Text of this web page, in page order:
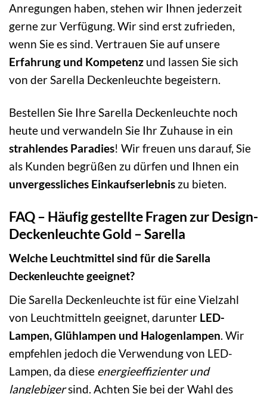
Anregungen haben, stehen wir Ihnen jederzeit
gerne zur Verfügung. Wir sind erst zufrieden,
wenn Sie es sind. Vertrauen Sie auf unsere
Erfahrung und Kompetenz und lassen Sie sich
von der Sarella Deckenleuchte begeistern.
Bestellen Sie Ihre Sarella Deckenleuchte noch
heute und verwandeln Sie Ihr Zuhause in ein
strahlendes Paradies! Wir freuen uns darauf, Sie
als Kunden begrüßen zu dürfen und Ihnen ein
unvergessliches Einkaufserlebnis zu bieten.
FAQ – Häufig gestellte Fragen zur Design-
Deckenleuchte Gold – Sarella
Welche Leuchtmittel sind für die Sarella
Deckenleuchte geeignet?
Die Sarella Deckenleuchte ist für eine Vielzahl
von Leuchtmitteln geeignet, darunter LED-
Lampen, Glühlampen und Halogenlampen. Wir
empfehlen jedoch die Verwendung von LED-
Lampen, da diese energieeffizienter und
langlebigersind. Achten Sie bei der Wahl des